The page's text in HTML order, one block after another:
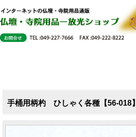
手桶用柄杓 ひしゃく各種【56-018】